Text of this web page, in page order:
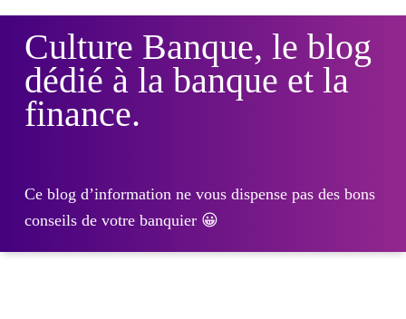
Culture Banque, le blog
dédié à la banque et la
finance.
Ce blog d’information ne vous dispense pas des bons
conseils de votre banquier 😀